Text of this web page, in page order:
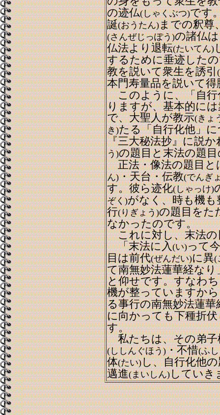
の迹仏(しゃくぶつ)です
誕(おうたん)までの釈尊
(さんぜじっぽう)の諸仏
仏法より退転(たいてん)
するために垂迹した
教を説いて衆生を誘引
本門寿量品を説いて得
このように、「自行
りますが、基本的に
で、大聖人が教示(きょ
き)たる「自行化他」
『三大秘法抄』に説か
う)の題目と末法の題
正法・像法の題目と
ん)・天台・伝教(でんぎ
す。彼ら迹化(しゃっけ)
ぞく)がなく、時も機も
行(りぎょう)の題目をた
なかったのです。
これに対し、末法の
「末法に入(い)って今
目は前代(ぜんだい)に異(
て南無妙法蓮華経な
と仰せです。すなわ
機が整っていますか
る事行の南無妙法蓮華
に向かっても下種折
す。
私たちは、その弟子
(ししんぐほう)・不惜(ふ
体(たい)し、自行化他
邁進(まいしん)していき